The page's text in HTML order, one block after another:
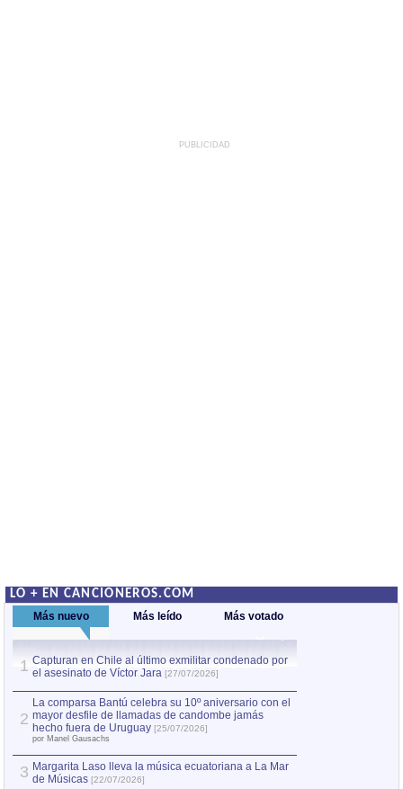
PUBLICIDAD
LO + EN CANCIONEROS.COM
Más nuevo Más leído Más votado
1 Capturan en Chile al último exmilitar condenado por
el asesinato de Víctor Jara [27/07/2026]
2
La comparsa Bantú celebra su 10º aniversario con el
mayor desfile de llamadas de candombe jamás
hecho fuera de Uruguay [25/07/2026]
por Manel Gausachs
3 Margarita Laso lleva la música ecuatoriana a La Mar
de Músicas [22/07/2026]